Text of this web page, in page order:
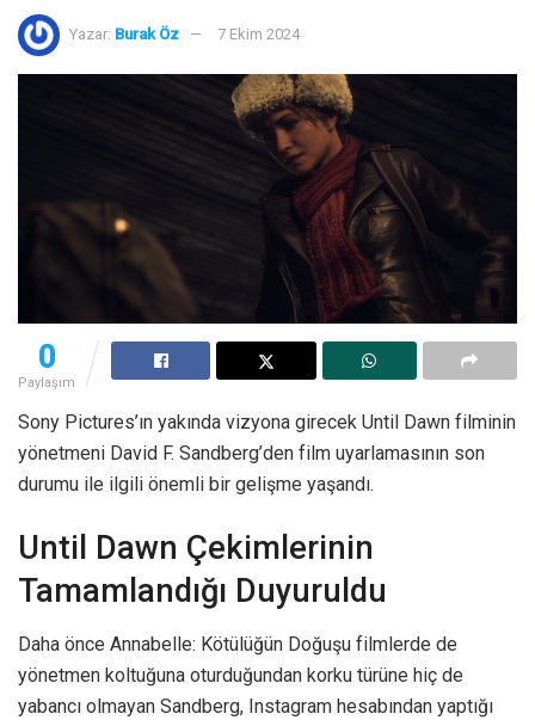
Yazar: Burak Öz 7 Ekim 2024
0
Paylaşım
Sony Pictures’ın yakında vizyona girecek Until Dawn filminin
yönetmeni David F. Sandberg’den film uyarlamasının son
durumu ile ilgili önemli bir gelişme yaşandı.
Until Dawn Çekimlerinin
Tamamlandığı Duyuruldu
Daha önce Annabelle: Kötülüğün Doğuşu filmlerde de
yönetmen koltuğuna oturduğundan korku türüne hiç de
yabancı olmayan Sandberg, Instagram hesabından yaptığı